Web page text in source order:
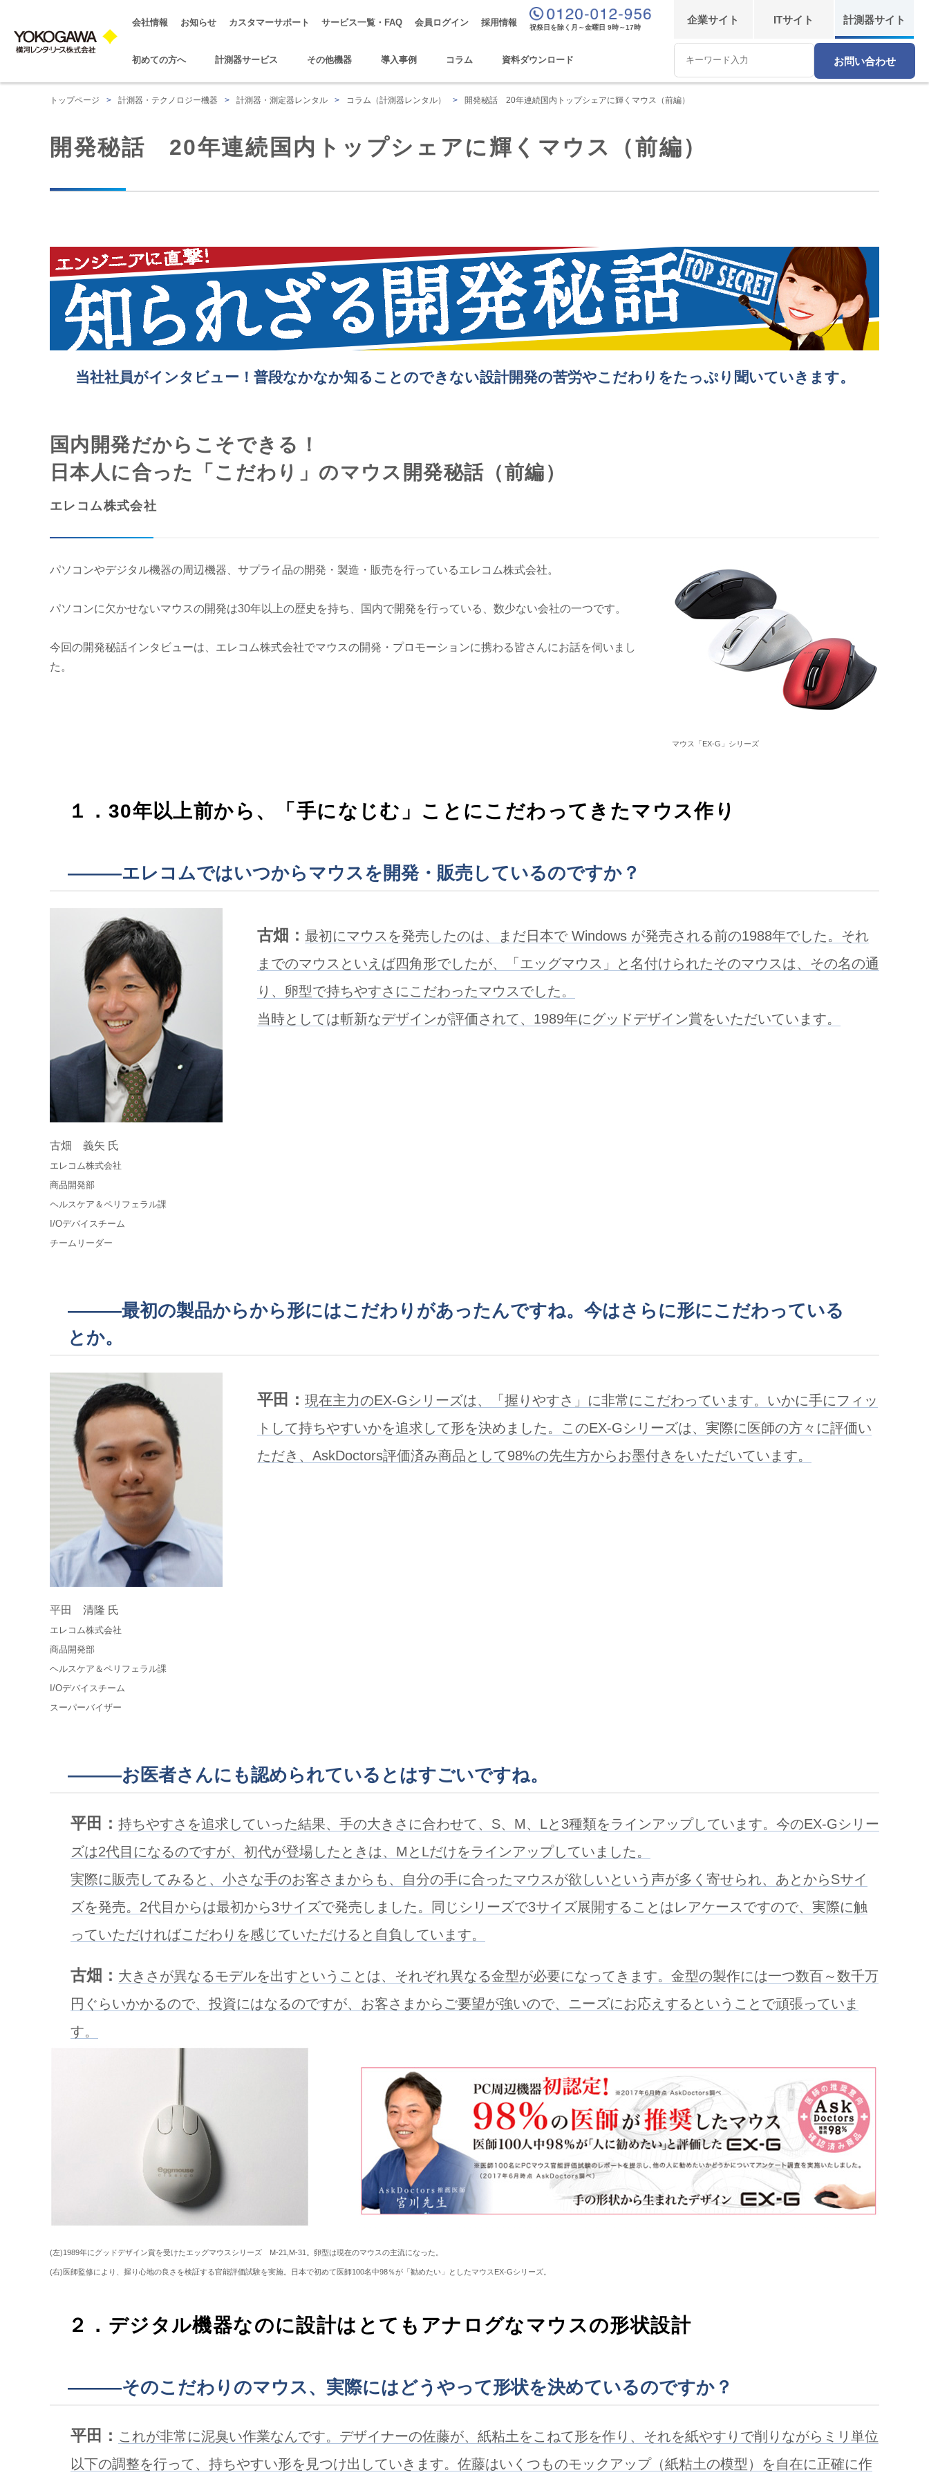
会社情報 お知らせ カスタマーサポート サービス一覧・FAQ 会員ログイン 採用情報
祝祭日を除く月～金曜日 9時～17時
初めての方へ 計測器サービス その他機器 導入事例 コラム 資料ダウンロード
企業サイト ITサイト 計測器サイト
Conduct
a
search
お問い合わせ
トップページ > 計測器・テクノロジー機器 > 計測器・測定器レンタル > コラム（計測器レンタル） > 開発秘話 20年連続国内トップシェアに輝くマウス（前編）
開発秘話 20年連続国内トップシェアに輝くマウス（前編）
当社社員がインタビュー！普段なかなか知ることのできない設計開発の苦労やこだわりをたっぷり聞いていきます。
国内開発だからこそできる！
日本人に合った「こだわり」のマウス開発秘話（前編）
エレコム株式会社
マウス「EX-G」シリーズ
パソコンやデジタル機器の周辺機器、サプライ品の開発・製造・販売を行っているエレコム株式会社。
パソコンに欠かせないマウスの開発は30年以上の歴史を持ち、国内で開発を行っている、数少ない会社の一つです。
今回の開発秘話インタビューは、エレコム株式会社でマウスの開発・プロモーションに携わる皆さんにお話を伺いまし
た。
１．30年以上前から、「手になじむ」ことにこだわってきたマウス作り
———エレコムではいつからマウスを開発・販売しているのですか？
古畑 義矢 氏
エレコム株式会社
商品開発部
ヘルスケア＆ペリフェラル課
I/Oデバイスチーム
チームリーダー
古畑： 最初にマウスを発売したのは、まだ日本で Windows が発売される前の1988年でした。それ
までのマウスといえば四角形でしたが、「エッグマウス」と名付けられたそのマウスは、その名の通
り、卵型で持ちやすさにこだわったマウスでした。
当時としては斬新なデザインが評価されて、1989年にグッドデザイン賞をいただいています。
———最初の製品からから形にはこだわりがあったんですね。今はさらに形にこだわっている
とか。
平田 清隆 氏
エレコム株式会社
商品開発部
ヘルスケア＆ペリフェラル課
I/Oデバイスチーム
スーパーバイザー
平田： 現在主力のEX-Gシリーズは、「握りやすさ」に非常にこだわっています。いかに手にフィッ
トして持ちやすいかを追求して形を決めました。このEX-Gシリーズは、実際に医師の方々に評価い
ただき、AskDoctors評価済み商品として98%の先生方からお墨付きをいただいています。
———お医者さんにも認められているとはすごいですね。
平田： 持ちやすさを追求していった結果、手の大きさに合わせて、S、M、Lと3種類をラインアップしています。今のEX-Gシリー
ズは2代目になるのですが、初代が登場したときは、MとLだけをラインアップしていました。
実際に販売してみると、小さな手のお客さまからも、自分の手に合ったマウスが欲しいという声が多く寄せられ、あとからSサイ
ズを発売。2代目からは最初から3サイズで発売しました。同じシリーズで3サイズ展開することはレアケースですので、実際に触
っていただければこだわりを感じていただけると自負しています。
古畑： 大きさが異なるモデルを出すということは、それぞれ異なる金型が必要になってきます。金型の製作には一つ数百～数千万
円ぐらいかかるので、投資にはなるのですが、お客さまからご要望が強いので、ニーズにお応えするということで頑張っていま
す。
(左)1989年にグッドデザイン賞を受けたエッグマウスシリーズ M-21,M-31。卵型は現在のマウスの主流になった。
(右)医師監修により、握り心地の良さを検証する官能評価試験を実施。日本で初めて医師100名中98％が「勧めたい」としたマウスEX-Gシリーズ。
２．デジタル機器なのに設計はとてもアナログなマウスの形状設計
———そのこだわりのマウス、実際にはどうやって形状を決めているのですか？
平田： これが非常に泥臭い作業なんです。デザイナーの佐藤が、紙粘土をこねて形を作り、それを紙やすりで削りながらミリ単位
以下の調整を行って、持ちやすい形を見つけ出していきます。佐藤はいくつものモックアップ（紙粘土の模型）を自在に正確に作